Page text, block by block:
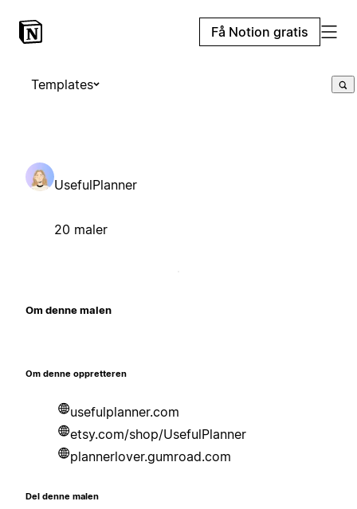
Få Notion gratis
Templates
UsefulPlanner
20 maler
Om denne malen
Om denne oppretteren
usefulplanner.com
etsy.com/shop/UsefulPlanner
plannerlover.gumroad.com
Del denne malen